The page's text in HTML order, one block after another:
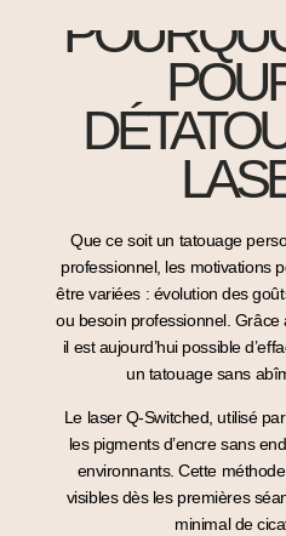
Que ce soit un tatouage
professionnel, les motivations
être variées : évolution des
ou besoin professionnel. Grâce
il est aujourd’hui possible
un tatouage sans
Le laser Q-Switched , utilisé
les pigments d’encre sans
environnants. Cette
visibles dès les premières
minimal de